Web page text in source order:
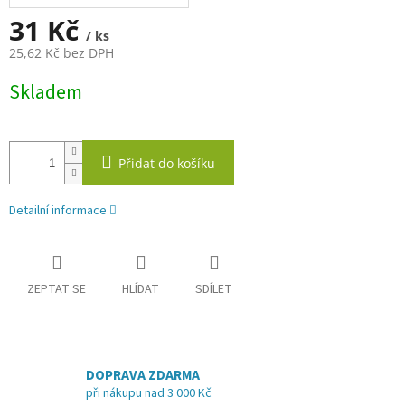
31 Kč / ks
25,62 Kč bez DPH
cena:
Skladem
Přidat do košíku
Detailní informace
ZEPTAT SE HLÍDAT SDÍLET
DOPRAVA ZDARMA
při nákupu nad 3 000 Kč